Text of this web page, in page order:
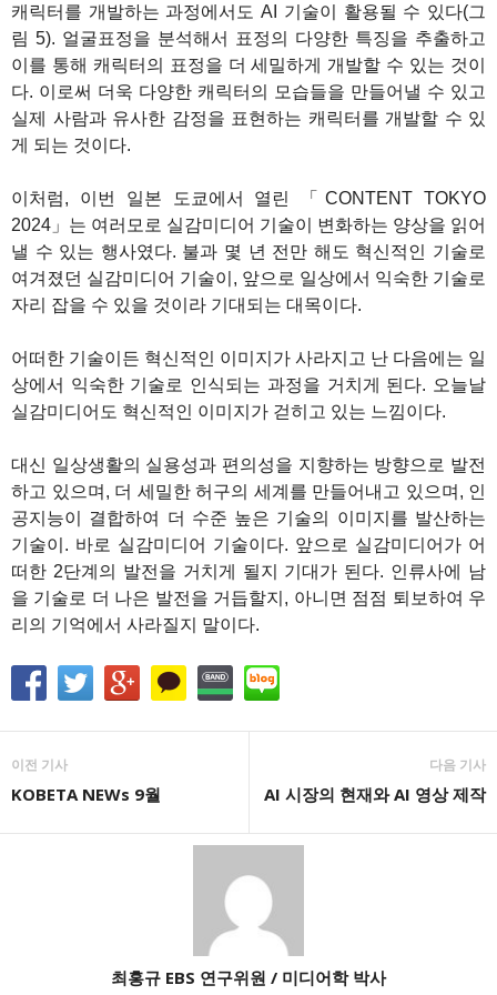
캐릭터를 개발하는 과정에서도 AI 기술이 활용될 수 있다(그
림 5). 얼굴표정을 분석해서 표정의 다양한 특징을 추출하고
이를 통해 캐릭터의 표정을 더 세밀하게 개발할 수 있는 것이
다. 이로써 더욱 다양한 캐릭터의 모습들을 만들어낼 수 있고
실제 사람과 유사한 감정을 표현하는 캐릭터를 개발할 수 있
게 되는 것이다.
이처럼, 이번 일본 도쿄에서 열린 「CONTENT TOKYO
2024」는 여러모로 실감미디어 기술이 변화하는 양상을 읽어
낼 수 있는 행사였다. 불과 몇 년 전만 해도 혁신적인 기술로
여겨졌던 실감미디어 기술이, 앞으로 일상에서 익숙한 기술로
자리 잡을 수 있을 것이라 기대되는 대목이다.
어떠한 기술이든 혁신적인 이미지가 사라지고 난 다음에는 일
상에서 익숙한 기술로 인식되는 과정을 거치게 된다. 오늘날
실감미디어도 혁신적인 이미지가 걷히고 있는 느낌이다.
대신 일상생활의 실용성과 편의성을 지향하는 방향으로 발전
하고 있으며, 더 세밀한 허구의 세계를 만들어내고 있으며, 인
공지능이 결합하여 더 수준 높은 기술의 이미지를 발산하는
기술이. 바로 실감미디어 기술이다. 앞으로 실감미디어가 어
떠한 2단계의 발전을 거치게 될지 기대가 된다. 인류사에 남
을 기술로 더 나은 발전을 거듭할지, 아니면 점점 퇴보하여 우
리의 기억에서 사라질지 말이다.
이전 기사
KOBETA NEWs 9월
다음 기사
AI 시장의 현재와 AI 영상 제작
최홍규 EBS 연구위원 / 미디어학 박사